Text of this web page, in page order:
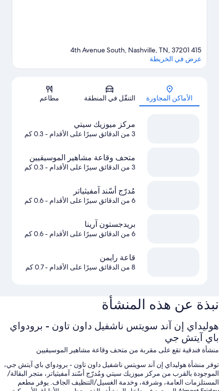
الخريطة
415 4th Avenue South, Nashville, TN, 37201
عرض في الخريطة
الأماكن المجاورة التنقّل في المنطقة مطاعم
مركز ميوزيك سيتي
3 من الدقائق سيرًا على الأقدام - 0.3 كم
متحف وقاعة مشاهير الموسيقيين
3 من الدقائق سيرًا على الأقدام - 0.3 كم
مُدرّج أسّند آمفيثياتر
6 من الدقائق سيرًا على الأقدام - 0.6 كم
بريدجستون آرينا
6 من الدقائق سيرًا على الأقدام - 0.6 كم
قاعة رايمن
8 من الدقائق سيرًا على الأقدام - 0.7 كم
نبذة عن هذه المنشأة
هوليداي إن آند سويتس ناشفيل داون تاون - برودواي
باي آيتش جي
منشأة فندقية تقع على مقربة من متحف وقاعة مشاهير الموسيقيين
توفر منشأة هوليداي إن آند سويتس ناشفيل داون تاون - برودواي باي آيتش جي،
الموجودة بالقرب من مركز ميوزيك سيتي ومُدرّج أسّند آمفيثياتر، متجر البقالة/
المستلزمات العامة، وشرفة، وخدمة الغسيل/التنظيف الجاف. يوفر مطعم